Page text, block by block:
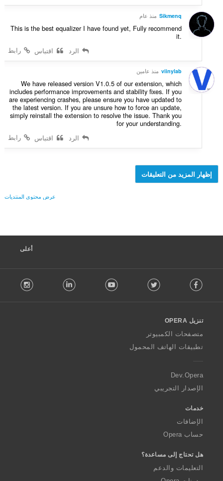
Sikmenq منذ عام
This is the best equalizer I have found yet, Fully recommend
it.
رابط
الرد اقتباس
viinylab منذ عامين
We have released version V1.0.5 of our extension, which
includes performance improvements and stability fixes. If you
are experiencing crashes, please ensure you have updated to
the latest version. If you are unsure how to force an update,
simply reinstall the extension to resolve the issue. Thank you
for your understanding.
رابط
الرد اقتباس
إظهار المزيد من التعليقات
عرض محتوى المنتديات
أعلى
o
w
O
a
Facebook
Twitter
Youtube
LinkedIn
تنزيل OPERA
متصفحات الكمبيوتر
تطبيقات الهاتف المحمول
Dev.Opera
الإصدار التجريبي
خدمات
الإضافات
حساب Opera
هل تحتاج إلى مساعدة؟
التعليمات والدعم